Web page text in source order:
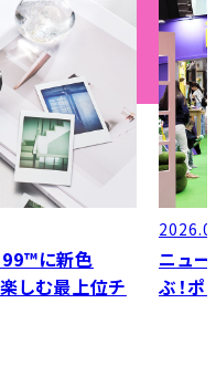
に新色
楽しむ最上位チ
ニュ
ぶ！ポ